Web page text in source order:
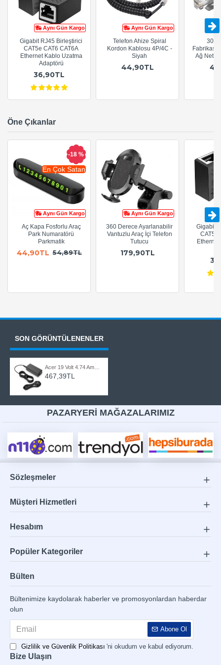
Aynı Gün Kargo
Gigabit RJ45 Birleştirici
CAT5e CAT6 CAT6A
Ethernet Kablo Uzatma
Adaptörü
36,90TL
Aynı Gün Kargo
Telefon Ahize Spiral
Kordon Kablosu 4P/4C -
Siyah
44,90TL
Ağ
Öne Çıkanlar
Aynı Gün Kargo
En Çok Satan
-18 %
Aç Kapa Fosforlu Araç
Park Numaratörü
Parkmatik
44,90TL 54,89TL
Aynı Gün Kargo
360 Derece Ayarlanabilir
Vantuzlu Araç İçi Telefon
Tutucu
179,90TL
Gigabit
CAT5e
SON GÖRÜNTÜLENENLER
Acer 19 Volt 4.74 Amper 5.5x2.1mm Uçlu Notebook Şarj Adaptörü
467,39TL
PAZARYERİ MAĞAZALARIMIZ
Sözleşmeler
Müşteri Hizmetleri
Hesabım
Popüler Kategoriler
Bülten
Bültenimize kaydolarak haberler ve promosyonlardan haberdar
olun
Abone Ol
Gizlilik ve Güvenlik Politikası 'ni okudum ve kabul ediyorum.
Bize Ulaşın